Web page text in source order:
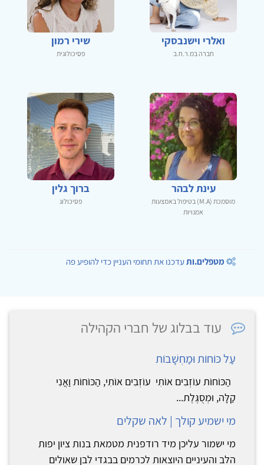
ואלרי וישנבסקי
חברה במ.ר.ח.ב
שירי רמון
פסיכולוגית
עינת לבהר
מוסמכת (M.A) בטיפול באמצעות
אמנויות
ברוך גלין
פסיכולוג
מטפלים.ותעדכנו את תחומי העניין כדי להופיע פה
עוד בבלוג של חברי הקהילה
עַל כּוֹחוֹת וּמַחְשָׁבוֹת
הַכּוֹחוֹת עוֹזְבִים אוֹתִי עוֹזְבִים אוֹתִי, הַכּוֹחוֹת וַאֲנִי
קַלָּה, וּמְסֻגֶּלֶת...
מי ישמיע קולך | לאה שקלים
מי ישמור עליכן מיד רודפנית מטמאת בנות ציון יפות
הלב והעיניים היוצאות לכרמים בבגדי לבן שאולים